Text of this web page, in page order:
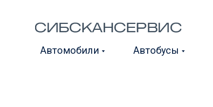
Автомобили Автобусы